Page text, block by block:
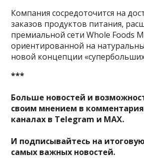
Компания сосредоточится на
заказов продуктов питания,
премиальной сети Whole Foods
ориентированной на
новой концепции
***
Больше новостей и
своим мнением в
каналах в Telegram и MAX.
И подписывайтесь на
самых важных новостей.